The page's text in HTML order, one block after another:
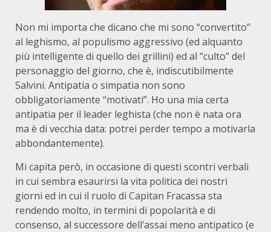
Non mi importa che dicano che mi sono “convertito”
al leghismo, al populismo aggressivo (ed alquanto
più intelligente di quello dei grillini) ed al “culto” del
personaggio del giorno, che è, indiscutibilmente
Salvini. Antipatia o simpatia non sono
obbligatoriamente “motivati”. Ho una mia certa
antipatia per il leader leghista (che non è nata ora
ma è di vecchia data: potrei perder tempo a motivarla
abbondantemente).
Mi capita però, in occasione di questi scontri verbali
in cui sembra esaurirsi la vita politica dei nostri
giorni ed in cui il ruolo di Capitan Fracassa sta
rendendo molto, in termini di popolarità e di
consenso, al successore dell’assai meno antipatico (e